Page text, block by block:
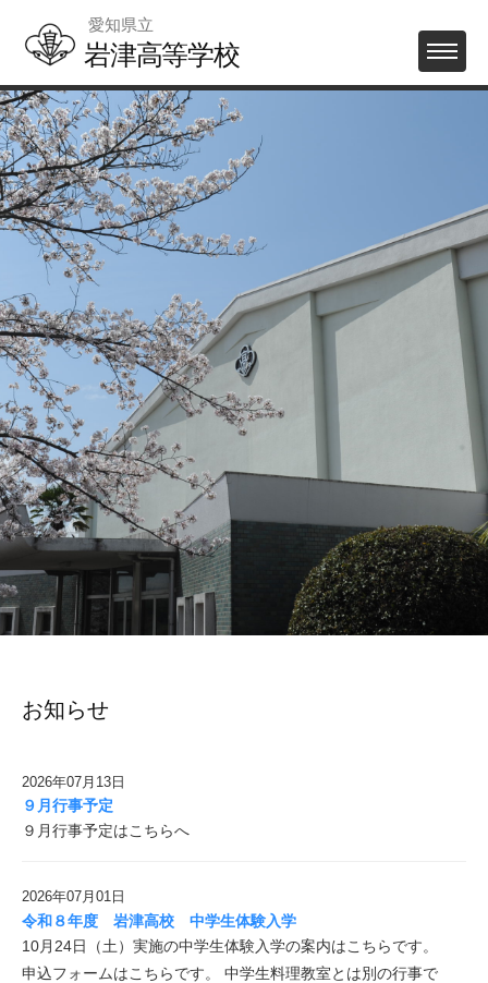
content
愛知県立
岩津高等学校 MENU
お知らせ
2026年07月13日
９月行事予定
９月行事予定はこちらへ
2026年07月01日
令和８年度 岩津高校 中学生体験入学
10月24日（土）実施の中学生体験入学の案内はこちらです。
申込フォームはこちらです。 中学生料理教室とは別の行事で